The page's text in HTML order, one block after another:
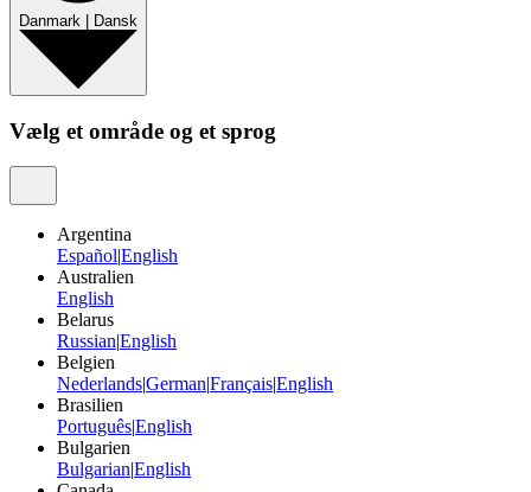
Danmark Dansk
Vælg et område og et sprog
Argentina
EspañolEnglish
Australien
English
Belarus
RussianEnglish
Belgien
NederlandsGermanFrançaisEnglish
Brasilien
PortuguêsEnglish
Bulgarien
BulgarianEnglish